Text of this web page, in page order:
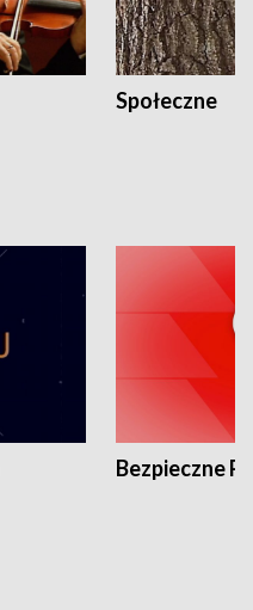
Społeczne
Bezpieczne